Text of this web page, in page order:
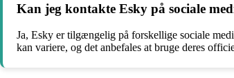
Kan jeg kontakte Esky på sociale
Ja, Esky er tilgængelig på forskellige sociale
kan variere, og det anbefales at bruge deres